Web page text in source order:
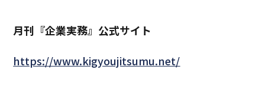
月刊『企業実務』公式サイト
https://www.kigyoujitsumu.net/